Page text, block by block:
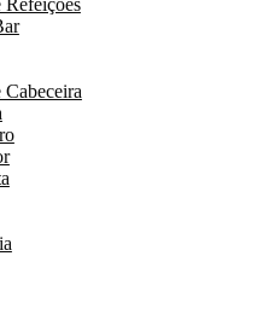
Cabeceira